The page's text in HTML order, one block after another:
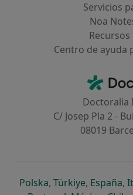
Servicios
Noa
Centro de ayuda
Doctoralia
C/ Josep Pla 2 -
08019
Polskase abre en una
, Türkiyese abre
, España,